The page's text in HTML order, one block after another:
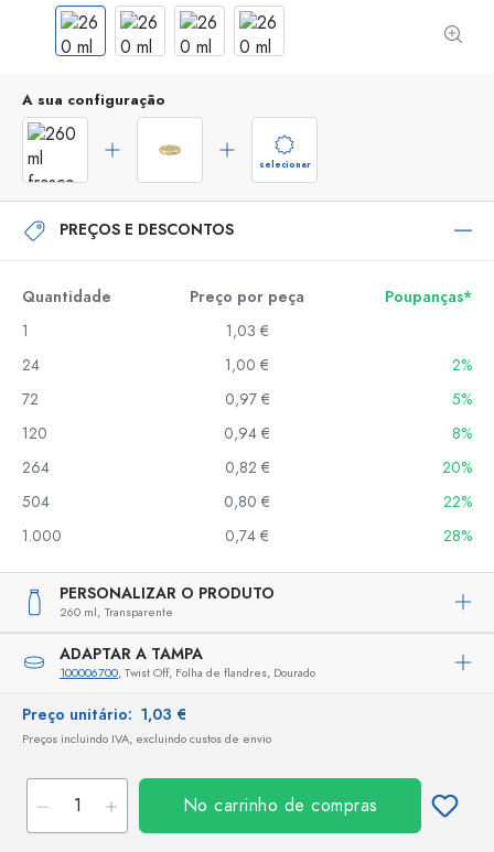
A sua configuração
selecionar
PREÇOS E DESCONTOS
Quantidade Preço por peça
Poupanças*
1
1,03 €
24
1,00 €
2%
72
0,97 €
5%
120
0,94 €
8%
264
0,82 €
20%
504
0,80 €
22%
1.000
0,74 € 28%
PERSONALIZAR O PRODUTO
260 ml, Transparente
ADAPTAR A TAMPA
100006700, Twist Off, Folha de flandres, Dourado
Preço unitário: 1,03 €
Preços incluindo IVA, excluindo custos de envio
No carrinho de compras